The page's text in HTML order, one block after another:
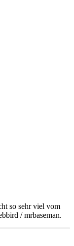
so sehr viel vom
/ mrbaseman.